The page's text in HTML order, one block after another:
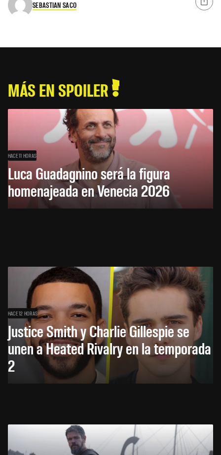
SEBASTIAN SACO
MÁS EN SPOILER
HACE 11 HORAS
Luca Guadagnino será la figura
homenajeada en Venecia 2026
HACE 12 HORAS
Justice Smith y Charlie Gillespie se
unen a Heated Rivalry en la temporada
2